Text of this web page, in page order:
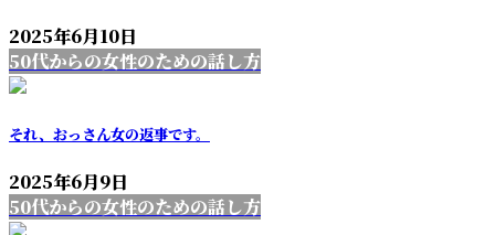
2025年6月10日
50代からの女性のための話し方
それ、おっさん女の返事です。
2025年6月9日
50代からの女性のための話し方